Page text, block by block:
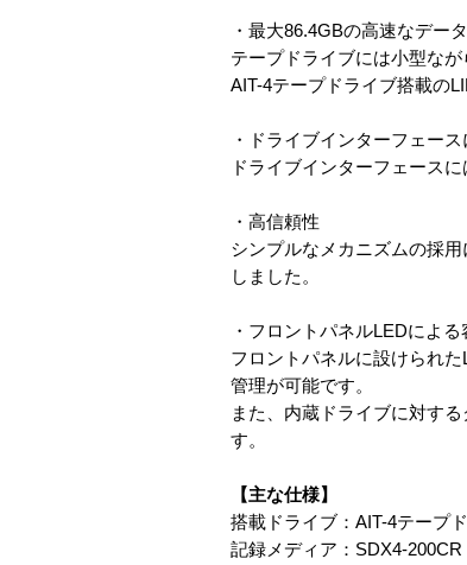
・最大86.4GBの高速なデー
テープドライブには小型な
AIT-4テープドライブ搭載の
・ドライブインターフェー
ドライブインターフェース
・高信頼性
シンプルなメカニズムの採
しました。
・フロントパネルLEDによ
フロントパネルに設けられ
管理が可能です。
また、内蔵ドライブに対す
す。
【主な仕様】
搭載ドライブ：AIT-4テープ
記録メディア：SDX4-200CR